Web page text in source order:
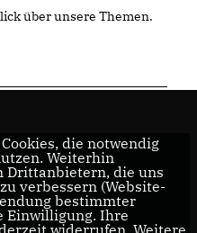
über unsere Themen.
Vreden
die notwendig
Weiterhin
Drittanbietern, die uns
verbessern (Website-
bestimmter
Einwilligung. Ihre
widerrufen. Weitere